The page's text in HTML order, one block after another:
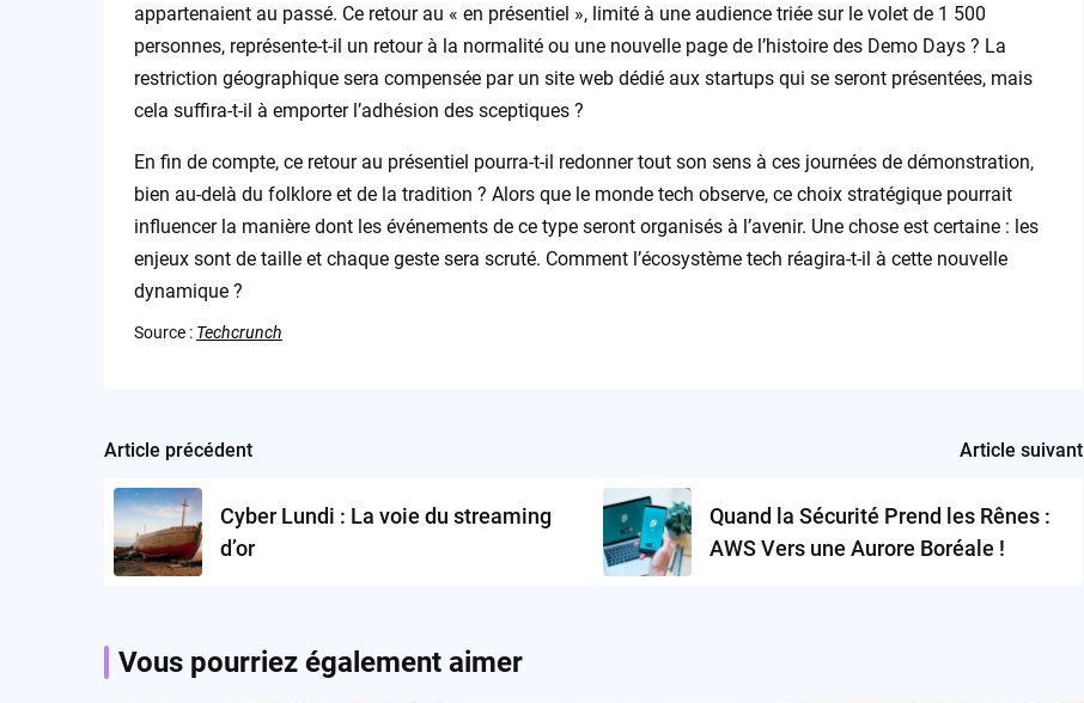
appartenaient au passé. Ce retour au « en présentiel », limité à une audience triée sur le volet de 1 500
personnes, représente-t-il un retour à la normalité ou une nouvelle page de l’histoire des Demo Days ? La
restriction géographique sera compensée par un site web dédié aux startups qui se seront présentées, mais
cela suffira-t-il à emporter l’adhésion des sceptiques ?
En fin de compte, ce retour au présentiel pourra-t-il redonner tout son sens à ces journées de démonstration,
bien au-delà du folklore et de la tradition ? Alors que le monde tech observe, ce choix stratégique pourrait
influencer la manière dont les événements de ce type seront organisés à l’avenir. Une chose est certaine : les
enjeux sont de taille et chaque geste sera scruté. Comment l’écosystème tech réagira-t-il à cette nouvelle
dynamique ?
Source : Techcrunch
Post
navigation
Article précédent
Cyber Lundi : La voie du streaming
d’or
Article suivant
Quand la Sécurité Prend les Rênes :
AWS Vers une Aurore Boréale !
Vous pourriez également aimer